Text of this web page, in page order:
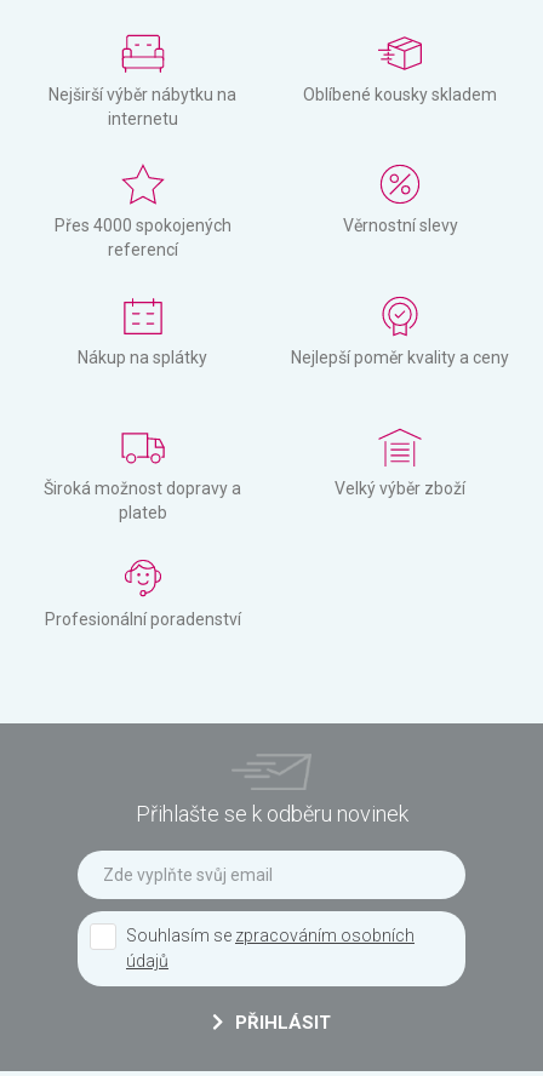
Nejširší výběr nábytku na
internetu
Oblíbené kousky skladem
Přes 4000 spokojených
referencí
Věrnostní slevy
Nákup na splátky Nejlepší poměr kvality a ceny
Široká možnost dopravy a
plateb
Velký výběr zboží
Profesionální poradenství
Přihlašte se k odběru novinek
Souhlasím se zpracováním osobních
údajů
PŘIHLÁSIT